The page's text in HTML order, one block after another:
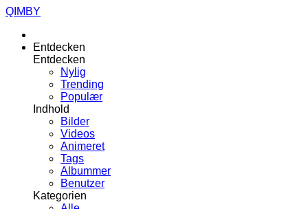
QIMBY
Entdecken
Entdecken
Nylig
Trending
Populær
Indhold
Bilder
Videos
Animeret
Tags
Albummer
Benutzer
Kategorien